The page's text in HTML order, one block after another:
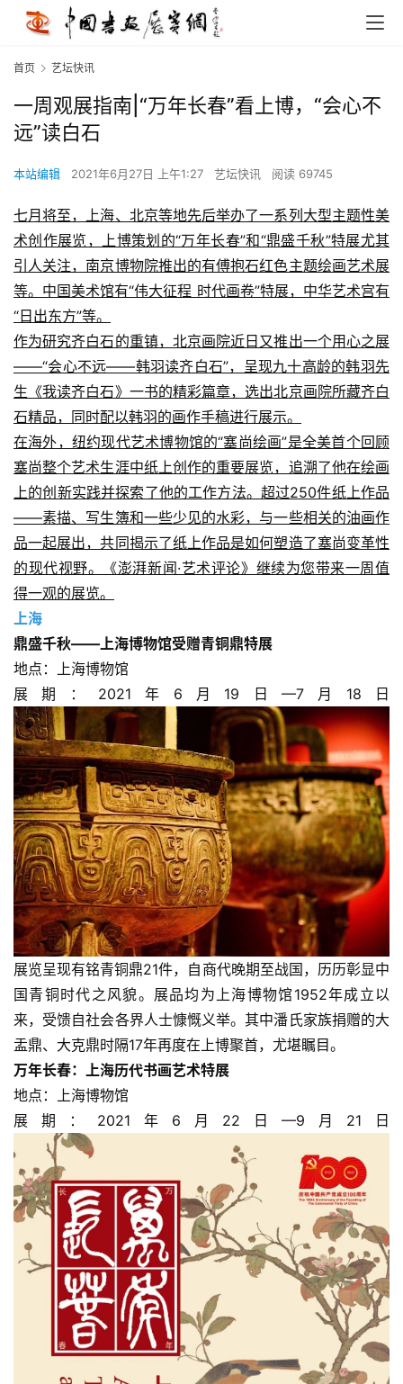
首页 艺坛快讯
一周观展指南|“万年长春”看上博，“会心不
远”读白石
本站编辑 2021年6月27日 上午1:27 艺坛快讯 阅读 69745
七月将至，上海、北京等地先后举办了一系列大型主题性美
术创作展览，上博策划的“万年长春”和“鼎盛千秋”特展尤其
引人关注，南京博物院推出的有傅抱石红色主题绘画艺术展
等。中国美术馆有“伟大征程 时代画卷”特展，中华艺术宫有
“日出东方”等。
作为研究齐白石的重镇，北京画院近日又推出一个用心之展
——“会心不远——韩羽读齐白石”，呈现九十高龄的韩羽先
生《我读齐白石》一书的精彩篇章，选出北京画院所藏齐白
石精品，同时配以韩羽的画作手稿进行展示。
在海外，纽约现代艺术博物馆的“塞尚绘画”是全美首个回顾
塞尚整个艺术生涯中纸上创作的重要展览，追溯了他在绘画
上的创新实践并探索了他的工作方法。超过250件纸上作品
——素描、写生簿和一些少见的水彩，与一些相关的油画作
品一起展出，共同揭示了纸上作品是如何塑造了塞尚变革性
的现代视野。《澎湃新闻·艺术评论》继续为您带来一周值
得一观的展览。
上海
鼎盛千秋——上海博物馆受赠青铜鼎特展
地点：上海博物馆
展期：2021年6月19日—7月18日
展览呈现有铭青铜鼎21件，自商代晚期至战国，历历彰显中
国青铜时代之风貌。展品均为上海博物馆1952年成立以
来，受馈自社会各界人士慷慨义举。其中潘氏家族捐赠的大
盂鼎、大克鼎时隔17年再度在上博聚首，尤堪瞩目。
万年长春：上海历代书画艺术特展
地点：上海博物馆
展期：2021年6月22日—9月21日